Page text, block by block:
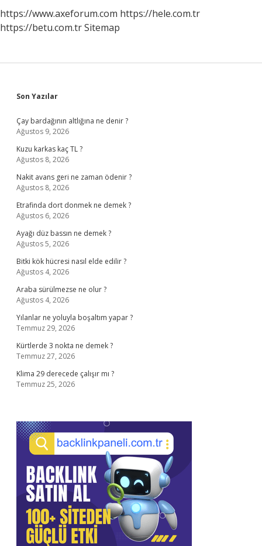
https://www.axeforum.com https://hele.com.tr
https://betu.com.trSitemap
Sidebar
Son Yazılar
Çay bardağının altlığına ne denir ?
Ağustos 9, 2026
Kuzu karkas kaç TL ?
Ağustos 8, 2026
Nakit avans geri ne zaman ödenir ?
Ağustos 8, 2026
Etrafinda dort donmek ne demek ?
Ağustos 6, 2026
Ayağı düz bassın ne demek ?
Ağustos 5, 2026
Bitki kök hücresi nasıl elde edilir ?
Ağustos 4, 2026
Araba sürülmezse ne olur ?
Ağustos 4, 2026
Yılanlar ne yoluyla boşaltım yapar ?
Temmuz 29, 2026
Kürtlerde 3 nokta ne demek ?
Temmuz 27, 2026
Klima 29 derecede çalışır mı ?
Temmuz 25, 2026